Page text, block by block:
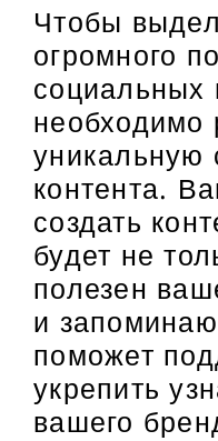
Чтобы
огромного
социальных
необходимо
уникальную
контента.
создать
будет не
полезен
и
поможет
укрепить
вашего